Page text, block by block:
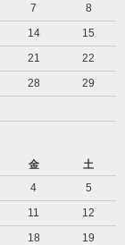
7
8
14
15
21
22
28
29
金
土
4
5
11
12
18
19